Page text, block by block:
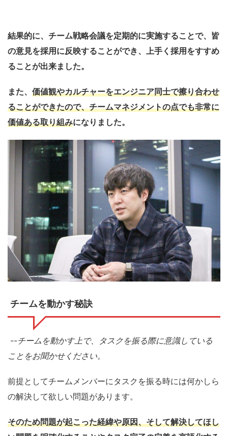
結果的に、チーム戦略会議を定期的に実施することで、皆
の意見を採用に反映することができ、上手く採用をすすめ
ることが出来ました。
また、 価値観やカルチャーをエンジニア同士で擦り合わせ
ることができたので、チームマネジメントの点でも非常に
価値ある取り組みになりました。
チームを動かす秘訣
--チームを動かす上で、タスクを振る際に意識している
ことをお聞かせください。
前提としてチームメンバーにタスクを振る時には何かしら
の解決して欲しい問題があります。
そのため問題が起こった経緯や原因、そして解決してほし